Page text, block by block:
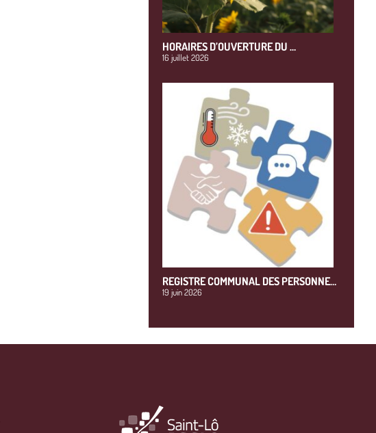
HORAIRES D’OUVERTURE DU …
16 juillet 2026
REGISTRE COMMUNAL DES PERSONNE…
19 juin 2026